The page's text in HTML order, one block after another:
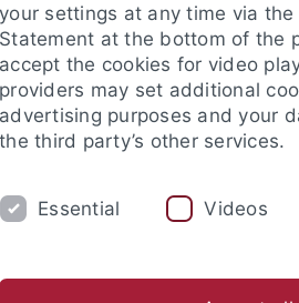
RESEARCH
your settings at any time via the
Statement at the bottom of the
accept the cookies for video
providers may set additional
advertising purposes and your
the third party’s other services.
Essential Videos